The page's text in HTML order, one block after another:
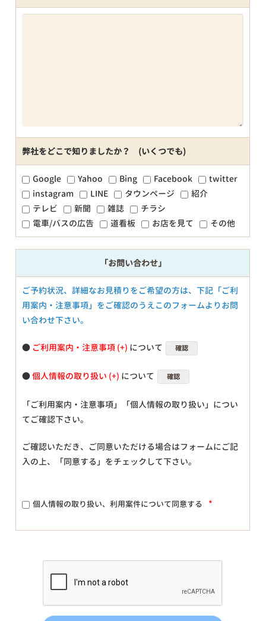
弊社をどこで知りましたか？ (いくつでも)
Google Yahoo Bing Facebook
twitter
instagram
LINE タウンページ
紹介
テレビ
新聞 雑誌
チラシ
電車/バスの広告
道看板 お店を見て その他
「お問い合わせ」
ご予約状況、詳細なお見積りをご希望の方は、下記「ご利
用案内・注意事項」をご確認のうえこのフォームよりお問
い合わせ下さい。
● ご利用案内・注意事項 について 確認
●個人情報の取り扱い について 確認
「ご利用案内・注意事項」「個人情報の取り扱い」につい
てご確認下さい。
ご確認いただき、ご同意いただける場合はフォームにご記
入の上、「同意する」をチェックして下さい。
個人情報の取り扱い、利用案件について同意する *